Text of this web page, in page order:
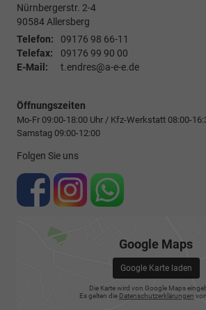
Nürnbergerstr. 2-4
90584Allersberg
Telefon:
09176 98 66-11
Telefax:
09176 99 90 00
E-Mail:
t.endres@a-e-e.de
Öffnungszeiten
Mo-Fr 09:00-18:00 Uhr / Kfz-Werkstatt 08:00-
Samstag 09:00-12:00
Folgen Sie uns
Google Maps
Google Karte laden
Die Karte wird von Google Maps
Es gelten die Datenschutzerklärungen